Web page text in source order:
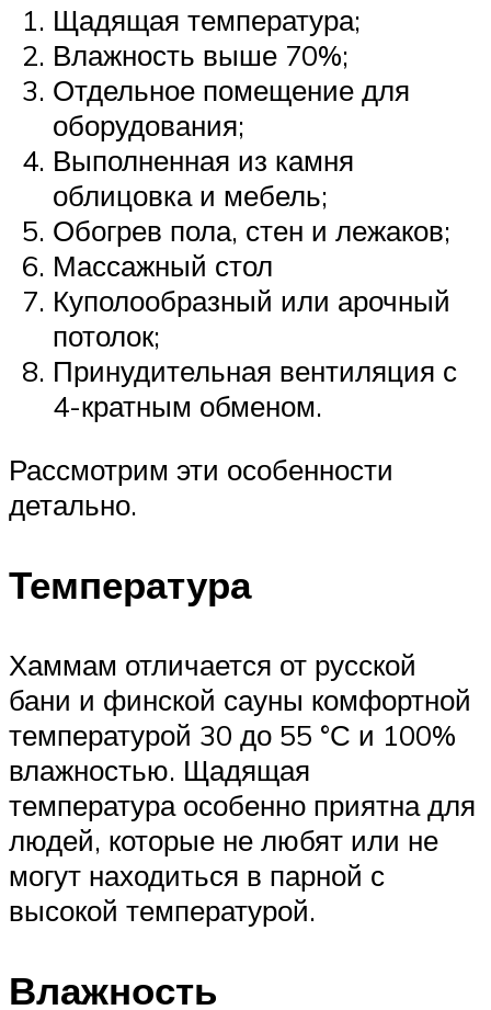
Щадящая температура;
Влажность выше 70%;
Отдельное помещение для
оборудования;
Выполненная из камня
облицовка и мебель;
Обогрев пола, стен и лежаков;
Массажный стол
Куполообразный или арочный
потолок;
Принудительная вентиляция с
4-кратным обменом.
Рассмотрим эти особенности
детально.
Температура
Хаммам отличается от русской
бани и финской сауны комфортной
температурой 30 до 55 °С и 100%
влажностью. Щадящая
температура особенно приятна для
людей, которые не любят или не
могут находиться в парной с
высокой температурой.
Влажность